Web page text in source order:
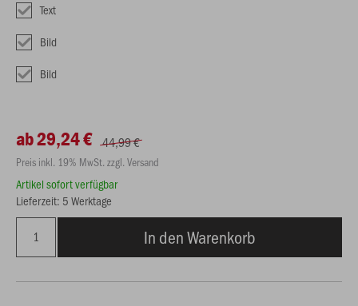
Text
Bild
Bild
ab 29,24 € 44,99 €
Preis inkl. 19% MwSt. zzgl. Versand
Artikel sofort verfügbar
Lieferzeit: 5 Werktage
In den Warenkorb